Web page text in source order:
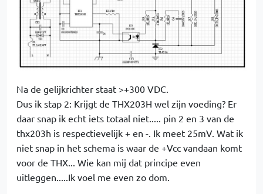
Na de gelijkrichter staat >+300 VDC.
Dus ik stap 2: Krijgt de THX203H wel zijn voeding? Er
daar snap ik echt iets totaal niet..... pin 2 en 3 van de
thx203h is respectievelijk + en -. Ik meet 25mV. Wat ik
niet snap in het schema is waar de +Vcc vandaan komt
voor de THX... Wie kan mij dat principe even
uitleggen.....Ik voel me even zo dom.